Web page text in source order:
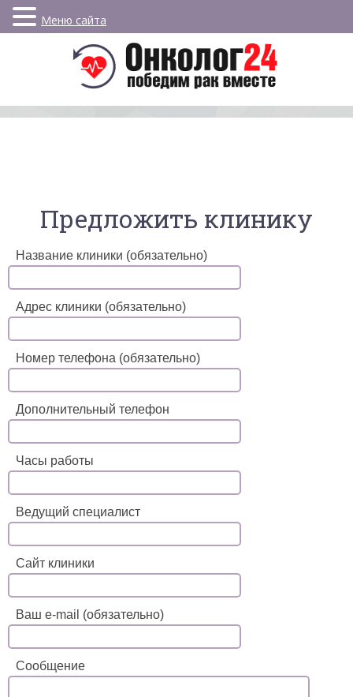
Предложить клинику
Название клиники (обязательно)
Адрес клиники (обязательно)
Номер телефона (обязательно)
Дополнительный телефон
Часы работы
Ведущий специалист
Сайт клиники
Ваш e-mail (обязательно)
Сообщение
Меню сайта